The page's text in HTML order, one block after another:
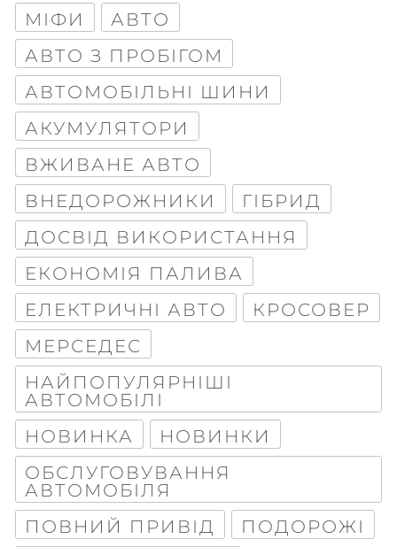
МІФИ
АВТО
АВТО З ПРОБІГОМ
АВТОМОБІЛЬНІ ШИНИ
АКУМУЛЯТОРИ
ВЖИВАНЕ АВТО
ВНЕДОРОЖНИКИ
ГІБРИД
ДОСВІД ВИКОРИСТАННЯ
ЕКОНОМІЯ ПАЛИВА
ЕЛЕКТРИЧНІ АВТО
КРОСОВЕР
МЕРСЕДЕС
НАЙПОПУЛЯРНІШІ
АВТОМОБІЛІ
НОВИНКА
НОВИНКИ
ОБСЛУГОВУВАННЯ
АВТОМОБІЛЯ
ПОВНИЙ ПРИВІД
ПОДОРОЖІ